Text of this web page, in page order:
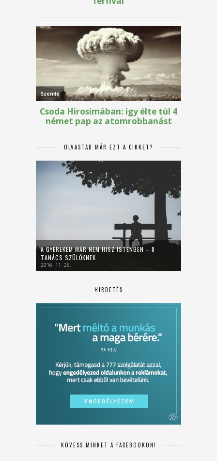
OLVASTAD MÁR EZT A CIKKET?
A GYEREKEM MÁR NEM HISZ ISTENBEN – 8
TANÁCS SZÜLŐKNEK
2016. 11. 26.
HIRDETÉS
KÖVESS MINKET A FACEBOOKON!